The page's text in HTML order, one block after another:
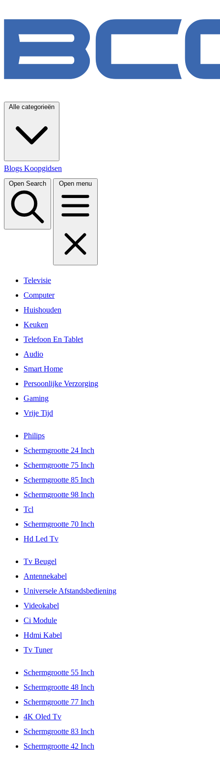
Alle categorieën
Blogs Koopgidsen
Open Search Open menu
Televisie
Computer
Huishouden
Keuken
Telefoon En Tablet
Audio
Smart Home
Persoonlijke Verzorging
Gaming
Vrije Tijd
Philips
Schermgrootte 24 Inch
Schermgrootte 75 Inch
Schermgrootte 85 Inch
Schermgrootte 98 Inch
Tcl
Schermgrootte 70 Inch
Hd Led Tv
Tv Beugel
Antennekabel
Universele Afstandsbediening
Videokabel
Ci Module
Hdmi Kabel
Tv Tuner
Schermgrootte 55 Inch
Schermgrootte 48 Inch
Schermgrootte 77 Inch
4K Oled Tv
Schermgrootte 83 Inch
Schermgrootte 42 Inch